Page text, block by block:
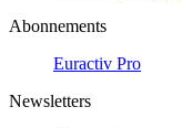
Abonnements
Euractiv Pro
Newsletters